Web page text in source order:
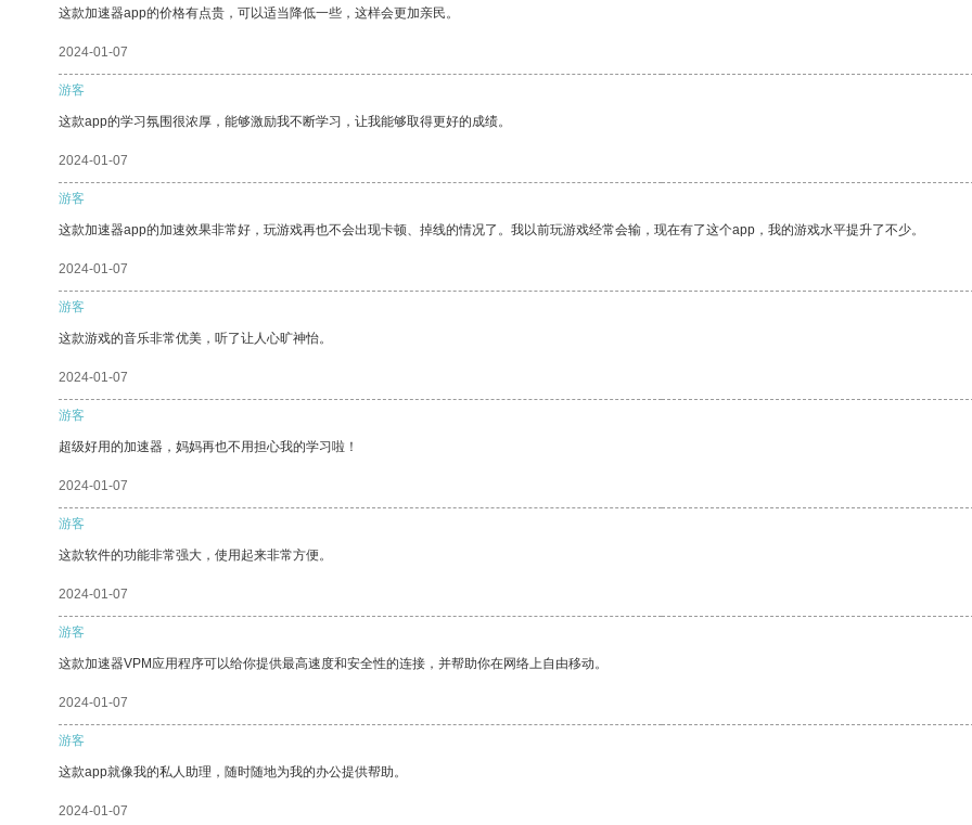
这款加速器app的价格有点贵，可以适当降低一些，这样会更加亲民。
2024-01-07
游客
这款app的学习氛围很浓厚，能够激励我不断学习，让我能够取得更好的成绩。
2024-01-07
游客
这款加速器app的加速效果非常好，玩游戏再也不会出现卡顿、掉线的情况了。我以前玩游戏经常会输，现在有了这个app，我的游戏水平提升了不少。
2024-01-07
游客
这款游戏的音乐非常优美，听了让人心旷神怡。
2024-01-07
游客
超级好用的加速器，妈妈再也不用担心我的学习啦！
2024-01-07
游客
这款软件的功能非常强大，使用起来非常方便。
2024-01-07
游客
这款加速器VPM应用程序可以给你提供最高速度和安全性的连接，并帮助你在网络上自由移动。
2024-01-07
游客
这款app就像我的私人助理，随时随地为我的办公提供帮助。
2024-01-07